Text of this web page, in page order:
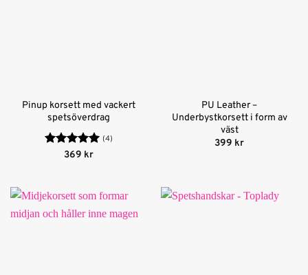
Pinup korsett med vackert
spetsöverdrag
Betygsatt5
(4)
369 kr
PU Leather –
Underbystkorsett i form av
väst
399 kr